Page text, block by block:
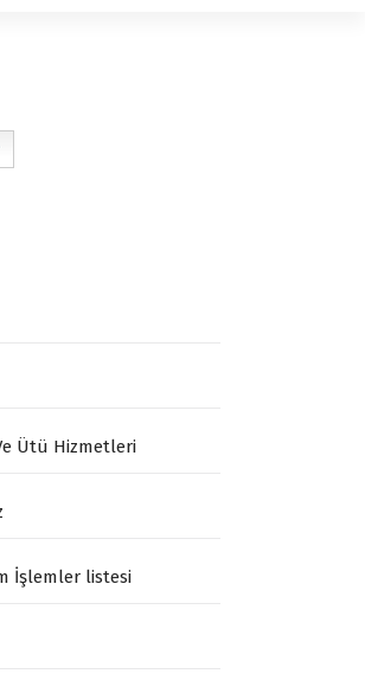
Ütü Hizmetleri
İşlemler listesi